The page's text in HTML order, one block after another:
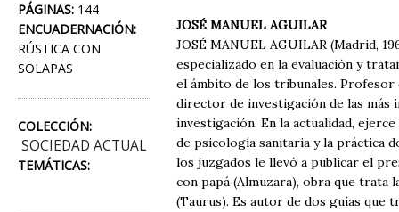
PÁGINAS: 144
ENCUADERNACIÓN:
RÚSTICA CON
SOLAPAS
COLECCIÓN:
SOCIEDAD ACTUAL
TEMÁTICAS:
JOSÉ MANUEL AGUILAR
JOSÉ MANUEL AGUILAR (Madrid,
especializado en la evaluación y
el ámbito de los tribunales. Profesor
director de investigación de las
investigación. En la actualidad,
de psicología sanitaria y la práctica
los juzgados le llevó a publicar el
con papá (Almuzara), obra que trata
(Taurus). Es autor de dos guías